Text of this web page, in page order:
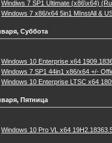
Windiws 7 SP1 Ultimate (x86\x64)
Windows 7 x86/x64 5in1 MInstAll &
Суббота
Windows 10 Enterprise x64
Windows 7 SP1 44in1 x86/x64 +/-
Windows 10 Enterprise LTSC x64
Пятница
Windows 10 Pro VL x64